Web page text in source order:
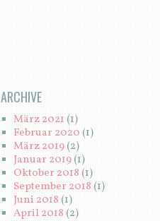
ARCHIVE
März 2021 (1)
Februar 2020 (1)
März 2019(2)
Januar 2019(1)
Oktober 2018 (1)
September 2018 (1)
Juni 2018 (1)
April 2018 (2)